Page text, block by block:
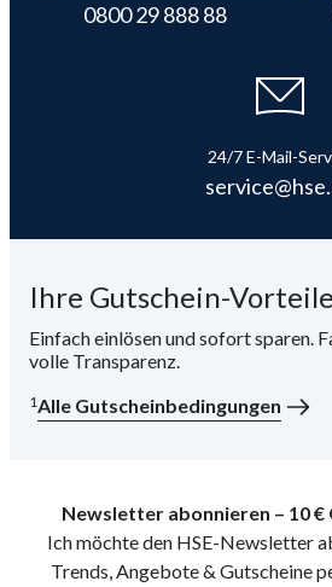
0800 29 888 88
24/7 E-Mail-
Ihre Gutschein-
Einfach einlösen und sofort sparen.
volle Transparenz.
1Alle Gutscheinbedingungen
Newsletter abonnieren – 10 €
Ich möchte den HSE-Newsletter
Trends, Angebote & Gutscheine